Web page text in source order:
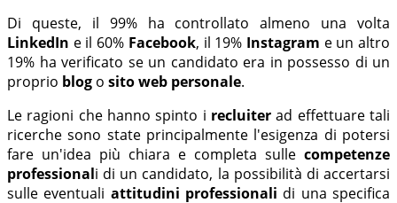
Di queste, il 99% ha controllato almeno una volta
LinkedIn e il 60% Facebook, il 19% Instagram e un altro
19% ha verificato se un candidato era in possesso di un
proprio blog o sito web personale.
Le ragioni che hanno spinto i recluiter ad effettuare tali
ricerche sono state principalmente l'esigenza di potersi
fare un'idea più chiara e completa sulle competenze
professionali di un candidato, la possibilità di accertarsi
sulle eventuali attitudini professionali di una specifica